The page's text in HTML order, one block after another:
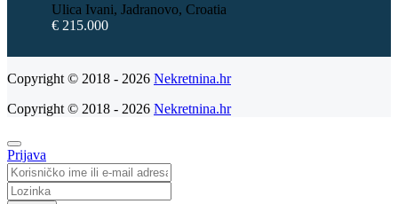
Ulica Ivani, Jadranovo, Croatia
€ 215.000
Copyright © 2018 - 2026 Nekretnina.hr
Copyright © 2018 - 2026 Nekretnina.hr
Prijava